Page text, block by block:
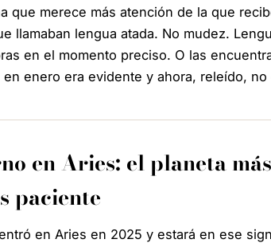
que merece más atención de la que
llamaban lengua atada. No mudez.
en el momento preciso. O las
en enero era evidente y ahora, releído, no
en Aries: el planeta
paciente
en Aries en 2025 y estará en ese